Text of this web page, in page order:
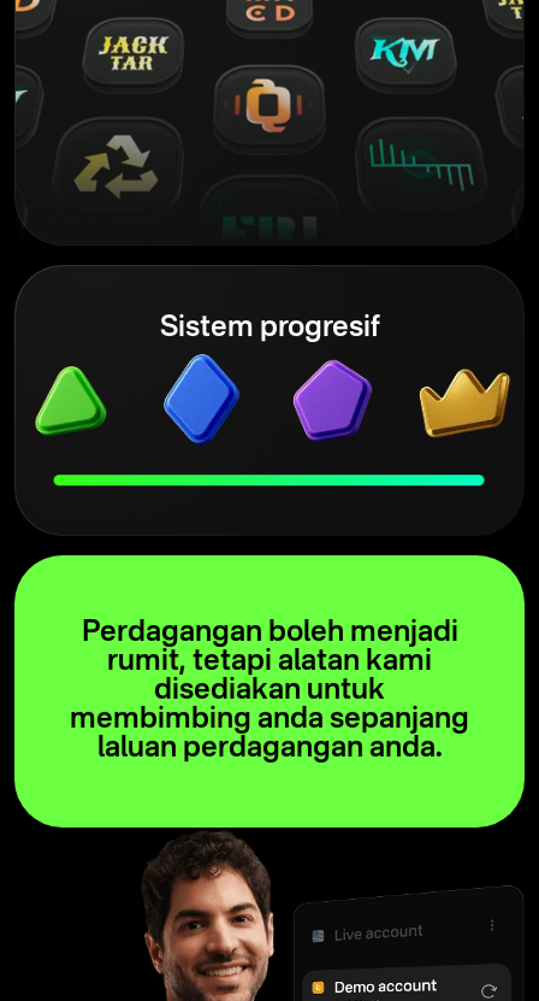
Sistem progresif
Perdagangan boleh menjadi
rumit, tetapi alatan kami
disediakan untuk
membimbing anda sepanjang
laluan perdagangan anda.